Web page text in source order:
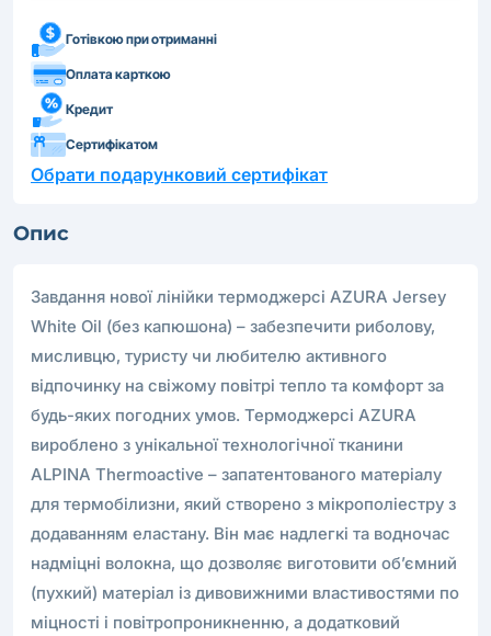
Готівкою при отриманні
Оплата карткою
Кредит
Сертифікатом
Обрати подарунковий сертифікат
Опис
Завдання нової лінійки термоджерсі AZURA Jersey
White Oil (без капюшона) – забезпечити риболову,
мисливцю, туристу чи любителю активного
відпочинку на свіжому повітрі тепло та комфорт за
будь-яких погодних умов. Термоджерсі AZURA
вироблено з унікальної технологічної тканини
ALPINA Thermoactive – запатентованого матеріалу
для термобілизни, який створено з мікрополіестру з
додаванням еластану. Він має надлегкі та водночас
надміцні волокна, що дозволяє виготовити об’ємний
(пухкий) матеріал із дивовижними властивостями по
міцності і повітропроникненню, а додатковий